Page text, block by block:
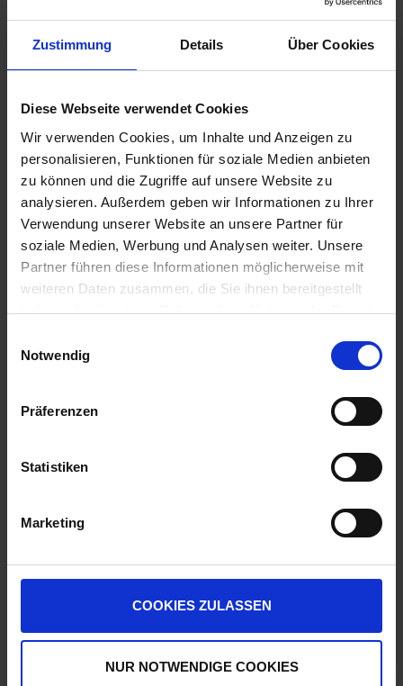
Zustimmung Details Über Cookies
Diese Webseite verwendet Cookies
Wir verwenden Cookies, um Inhalte und Anzeigen zu
personalisieren, Funktionen für soziale Medien anbieten
zu können und die Zugriffe auf unsere Website zu
analysieren. Außerdem geben wir Informationen zu Ihrer
Verwendung unserer Website an unsere Partner für
soziale Medien, Werbung und Analysen weiter. Unsere
Partner führen diese Informationen möglicherweise mit
weiteren Daten zusammen, die Sie ihnen bereitgestellt
haben oder die sie im Rahmen Ihrer Nutzung der Dienste
Notwendig
Präferenzen
Statistiken
Marketing
COOKIES ZULASSEN
NUR NOTWENDIGE COOKIES
WARENKORB
ARAG Einfach-
Düsenhalter 400040
WARENKORB
Braglia Gestänge
WARENKORB
pro 1 Stück
18,52 €
inkl. 19% MwSt.,zzgl. Versandkosten
Nicht lieferbar